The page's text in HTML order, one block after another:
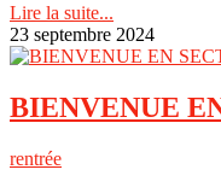
Lire la suite...
23 septembre 2024
BIENVENUE
rentrée